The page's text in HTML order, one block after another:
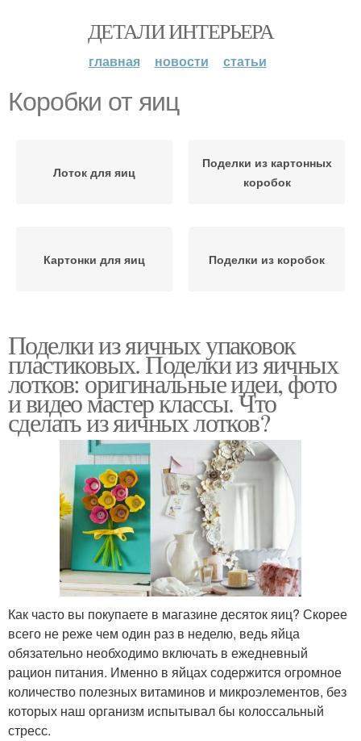
ДЕТАЛИ ИНТЕРЬЕРА
главная новости статьи
Коробки от яиц
Лоток для яиц
Поделки из картонных
коробок
Картонки для яиц Поделки из коробок
Поделки из яичных упаковок
пластиковых. Поделки из яичных
лотков: оригинальные идеи, фото
и видео мастер классы. Что
сделать из яичных лотков?
Как часто вы покупаете в магазине десяток яиц? Скорее
всего не реже чем один раз в неделю, ведь яйца
обязательно необходимо включать в ежедневный
рацион питания. Именно в яйцах содержится огромное
количество полезных витаминов и микроэлементов, без
которых наш организм испытывал бы колоссальный
стресс.